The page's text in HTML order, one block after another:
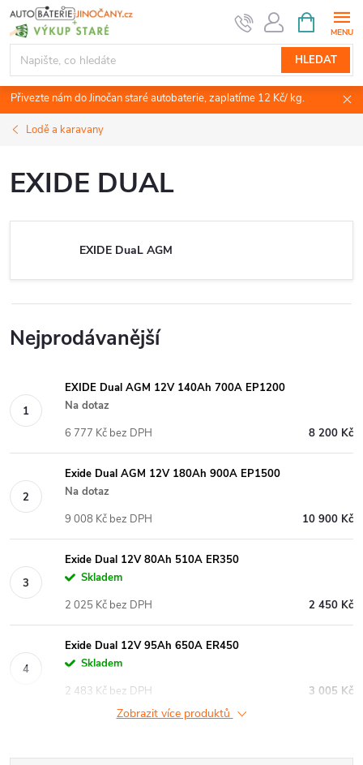
Přejít
na
obsah
HLEDAT
NÁKUPNÍ
KOŠÍK
Přivezte nám do Jinočan staré autobaterie, zaplatíme 12 Kč/ kg.
Lodě a karavany
EXIDE DUAL
EXIDE DuaL AGM
Nejprodávanější
EXIDE Dual AGM 12V 140Ah 700A EP1200
Na dotaz
8 200 Kč
6 777 Kč bez DPH
Exide Dual AGM 12V 180Ah 900A EP1500
Na dotaz
10 900 Kč
9 008 Kč bez DPH
Exide Dual 12V 80Ah 510A ER350
Skladem
2 450 Kč
2 025 Kč bez DPH
Exide Dual 12V 95Ah 650A ER450
Skladem
3 005 Kč
2 483 Kč bez DPH
Zobrazit více produktů